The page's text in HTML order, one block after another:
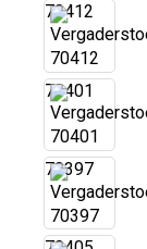
70412
70401
70397